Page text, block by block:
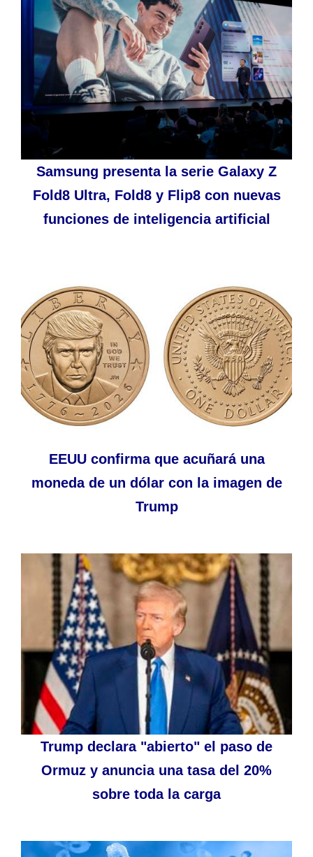
Samsung presenta la serie Galaxy Z
Fold8 Ultra, Fold8 y Flip8 con nuevas
funciones de inteligencia artificial
EEUU confirma que acuñará una
moneda de un dólar con la imagen de
Trump
Trump declara "abierto" el paso de
Ormuz y anuncia una tasa del 20%
sobre toda la carga